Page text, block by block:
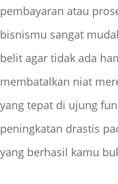
pembayaran atau
bisnismu sangat
belit agar tidak ada
membatalkan niat
yang tepat di ujung
peningkatan drastis
yang berhasil kamu